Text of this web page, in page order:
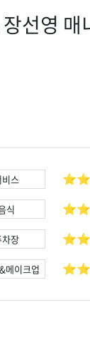
선영 매
스
식
장
메이크업